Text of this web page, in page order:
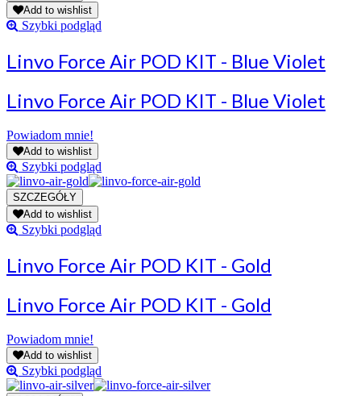
Add to wishlist
Szybki podgląd
Linvo Force Air POD KIT - Blue Violet
Linvo Force Air POD KIT - Blue Violet
Powiadom mnie!
Add to wishlist
Szybki podgląd
Add to wishlist
Szybki podgląd
Linvo Force Air POD KIT - Gold
Linvo Force Air POD KIT - Gold
Powiadom mnie!
Add to wishlist
Szybki podgląd